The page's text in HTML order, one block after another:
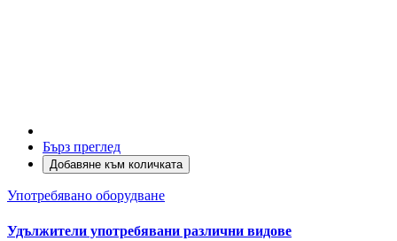
Бърз преглед
Добавяне към количката
Употребявано оборудване
Удължители употребявани различни видове